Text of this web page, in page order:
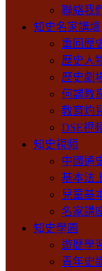
聯絡我
知史名家講壇
重回歷
歷史人
歷史劇
何謂教
教育灼
DSE視
知史視頻
中國通
基本法
兒童基
名家講
知史學園
遊歷學
青年史